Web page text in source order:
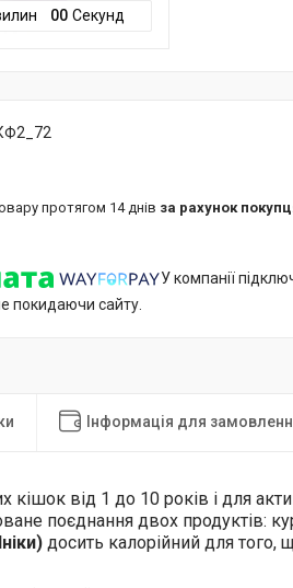
00 Секунд
протягом 14 днів за рахунок
У компанії
покидаючи сайту.
Інформація для
кішок від 1 до 10 років і для
поєднання двох продуктів:
досить калорійний для того,